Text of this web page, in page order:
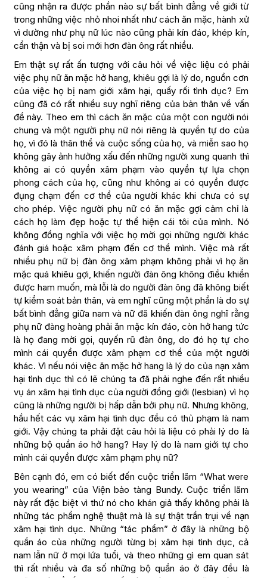
cũng nhận ra được phần nào sự bất bình đẳng về giới từ
trong những việc nhỏ nhoi nhất như cách ăn mặc, hành xử
vì dường như phụ nữ lúc nào cũng phải kín đáo, khép kín,
cẩn thận và bị soi mới hơn đàn ông rất nhiều.
Em thật sự rất ấn tượng với câu hỏi về việc liệu có phải
việc phụ nữ ăn mặc hở hang, khiêu gợi là lý do, nguồn cơn
của việc họ bị nam giới xâm hại, quấy rối tình dục? Em
cũng đã có rất nhiều suy nghĩ riêng của bản thân về vấn
đề này. Theo em thì cách ăn mặc của một con người nói
chung và một người phụ nữ nói riêng là quyền tự do của
họ, vì đó là thân thể và cuộc sống của họ, và miễn sao họ
không gây ảnh hưởng xấu đến những người xung quanh thì
không ai có quyền xâm phạm vào quyền tự lựa chọn
phong cách của họ, cũng như không ai có quyền được
đụng chạm đến cơ thể của người khác khi chưa có sự
cho phép. Việc người phụ nữ có ăn mặc gợi cảm chỉ là
cách họ làm đẹp hoặc tự thể hiện cái tôi của mình. Nó
không đồng nghĩa với việc họ mời gọi những người khác
đánh giá hoặc xâm phạm đến cơ thể mình. Việc mà rất
nhiều phụ nữ bị đàn ông xâm phạm không phải vì họ ăn
mặc quá khiêu gợi, khiến người đàn ông không điều khiển
được ham muốn, mà lỗi là do người đàn ông đã không biết
tự kiểm soát bản thân, và em nghĩ cũng một phần là do sự
bất bình đẳng giữa nam và nữ đã khiến đàn ông nghĩ rằng
phụ nữ đàng hoàng phải ăn mặc kín đáo, còn hở hang tức
là họ đang mời gọi, quyến rũ đàn ông, do đó họ tự cho
mình cái quyền được xâm phạm cơ thể của một người
khác. Vì nếu nói việc ăn mặc hở hang là lý do của nạn xâm
hại tình dục thì có lẽ chúng ta đã phải nghe đến rất nhiều
vụ án xâm hại tình dục của người đồng giới (lesbian) vì họ
cũng là những người bị hấp dẫn bởi phụ nữ. Nhưng không,
hầu hết các vụ xâm hại tình dục đều có thủ phạm là nam
giới. Vậy chúng ta phải đặt câu hỏi là liệu có phải lý do là
những bộ quần áo hở hang? Hay lý do là nam giới tự cho
mình cái quyền được xâm phạm phụ nữ?
Bên cạnh đó, em có biết đến cuộc triển lãm “What were
you wearing” của Viện bảo tàng Bundy. Cuộc triển lãm
này rất đặc biệt vì thứ nó cho khán giả thấy không phải là
những tác phẩm nghệ thuật mà là sự thật trần trụi về nạn
xâm hại tình dục. Những “tác phẩm” ở đây là những bộ
quần áo của những người từng bị xâm hại tình dục, cả
nam lẫn nữ ở mọi lứa tuổi, và theo những gì em quan sát
thì rất nhiều và đa số những bộ quần áo ở đây đều là